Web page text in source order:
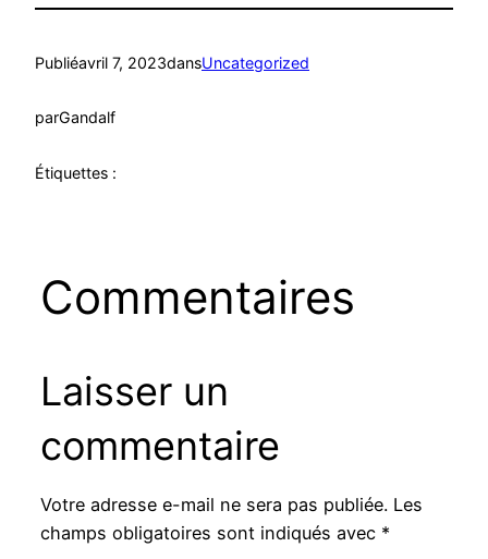
Publiéavril 7, 2023dansUncategorized
parGandalf
Étiquettes :
Commentaires
Laisser un
commentaire
Votre adresse e-mail ne sera pas publiée. Les
champs obligatoires sont indiqués avec *